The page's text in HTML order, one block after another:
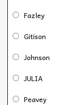
Fazley
Gitison
Johnson
JULIA
Peavey